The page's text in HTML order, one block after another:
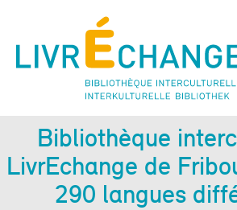
navigation
Bibliothèque
LivrEchange de
290 langues